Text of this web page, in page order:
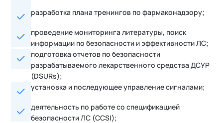
разработка плана тренингов по фармаконадзору;
проведение мониторинга литературы, поиск
информации по безопасности и эффективности ЛС;
подготовка отчетов по безопасности
разрабатываемого лекарственного средства ДСУР
(DSURs);
установка и последующее управление сигналами;
деятельность по работе со спецификацией
безопасности ЛС (CCSI);